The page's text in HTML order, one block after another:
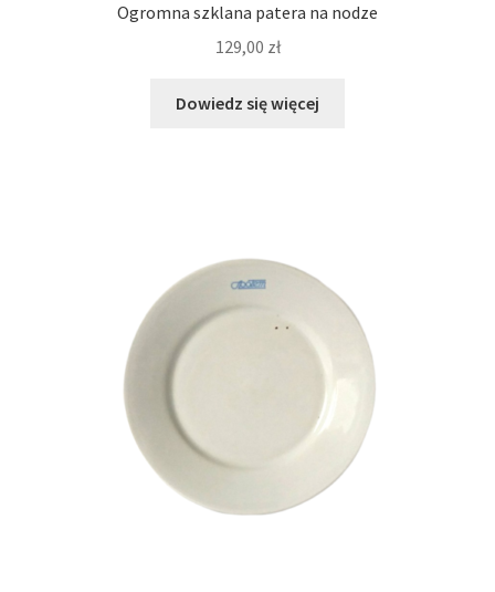
Ogromna szklana patera na nodze
129,00 zł
Dowiedz się więcej